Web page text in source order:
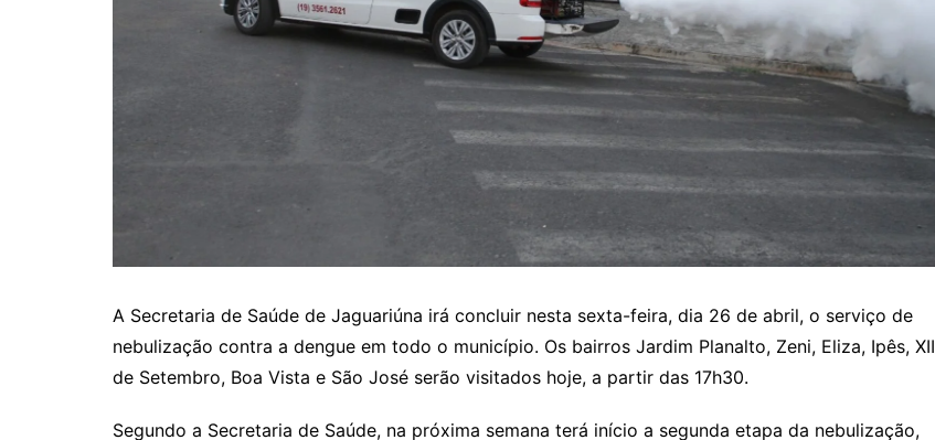
A Secretaria de Saúde de Jaguariúna irá concluir nesta sexta-feira, dia 26 de abril, o serviço de
nebulização contra a dengue em todo o município. Os bairros Jardim Planalto, Zeni, Eliza, Ipês, XII
de Setembro, Boa Vista e São José serão visitados hoje, a partir das 17h30.
Segundo a Secretaria de Saúde, na próxima semana terá início a segunda etapa da nebulização,